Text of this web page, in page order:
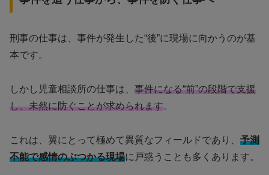
刑事の仕事は、事件が発生した“後”に現場に向かうのが基
本です。
しかし児童相談所の仕事は、 事件になる“前”の段階で支援
し、未然に防ぐことが求められます。
これは、翼にとって極めて異質なフィールドであり、 予測
不能で感情のぶつかる現場に戸惑うことも多くあります。